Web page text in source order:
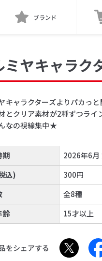
ブランド
ミヤキャラク
キャラクターズよりパカっ
とクリア素材が2種ずつライ
なの視線集中★
期
2026年6月
込)
300円
全8種
齢
15才以上
をシェアする